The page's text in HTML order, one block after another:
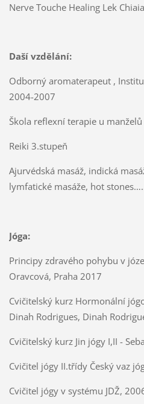
Nerve Touche Healing Lek
Daší vzdělání:
Odborný aromaterapeut ,
2004-2007
Škola reflexní terapie u
Reiki 3.stupeň
Ajurvédská masáž, indická
lymfatické masáže, hot
Jóga:
Principy zdravého pohybu v
Oravcová, Praha 2017
Cvičitelský kurz Hormonální
Dinah Rodrigues, Dinah
Cvičitelský kurz Jin jógy I,II -
Cvičitel jógy II.třídy Český vaz
Cvičitel jógy v systému JDŽ,